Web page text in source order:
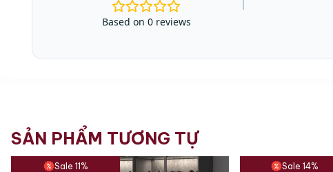
Based on 0 reviews
SẢN PHẨM TƯƠNG TỰ
Sale 11% Sale 14%